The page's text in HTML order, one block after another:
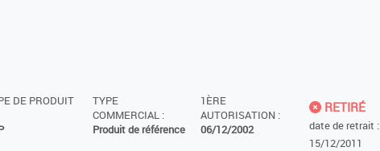
DE PRODUIT
TYPE
COMMERCIAL :
Produit de référence
1ÈRE
AUTORISATION :
06/12/2002
RETIRÉ
date de retrait :
15/12/2011